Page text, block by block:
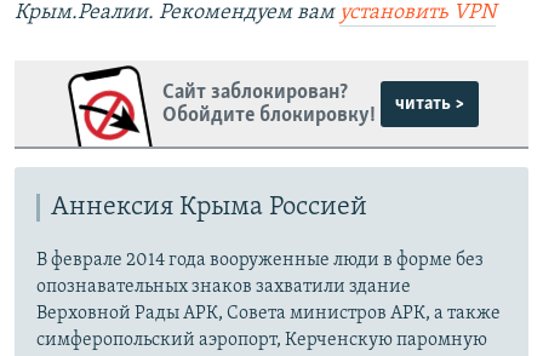
Крым.Реалии. Рекомендуем вам установить VPN
Сайт заблокирован?
Обойдите блокировку!
читать >
Аннексия Крыма Россией
В феврале 2014 года вооруженные люди в форме без
опознавательных знаков захватили здание
Верховной Рады АРК, Совета министров АРК, а также
симферопольский аэропорт, Керченскую паромную